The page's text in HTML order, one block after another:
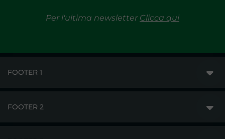
Per l'ultima newsletter Clicca qui
FOOTER 1
FOOTER 2